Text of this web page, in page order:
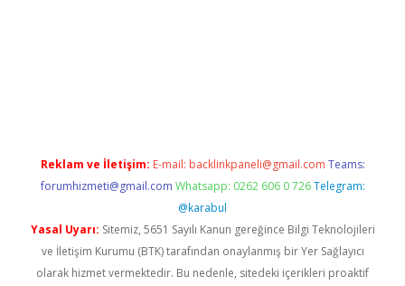
Reklam ve İletişim: E-mail: backlinkpaneli@gmail.com Teams:
forumhizmeti@gmail.com Whatsapp: 0262 606 0 726 Telegram:
@karabul
Yasal Uyarı: Sitemiz, 5651 Sayılı Kanun gereğince Bilgi Teknolojileri
ve İletişim Kurumu (BTK) tarafından onaylanmış bir Yer Sağlayıcı
olarak hizmet vermektedir. Bu nedenle, sitedeki içerikleri proaktif